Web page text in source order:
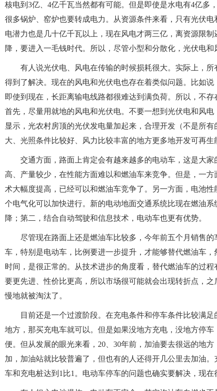
核电到3亿、4亿千瓦当然都有可能。但是即使是水电有4亿多
很多锅炉、窑炉也要转成电力。从资源条件来看，只有光伏
电潜力也是几十亿千瓦以上，现在风电才两三亿，离资源限
降，要进入一毛钱时代。所以，尽管小型和分散化，光伏电
有人说光伏电、风电在传输的时候损耗很大。实际上，
得到了解决。现在的风电和光伏电也存在着类似问题。比如
即使到现在，长距离输电线路都很难达到满负荷。所以，不
首先，尽量用就地的风电和光伏电。不要一想到光伏电和风
显示，光农村房顶的光伏发电量加起来，合理开发（不是所
大、光照条件比较好、风力比较丰富的地方更多地开发可再
交通方面，路面上肯定会有越来越多的电动车，这是大
高、产量较少，在性能方面难以和燃油车来竞争。但是，一
术大幅度提高，已经可以和燃油车竞争了。另一方面，电池
个电气化可以加快进行。新的电动地面交通系统比现在燃油
降；第二，结合自动驾驶和信息技术，电动车也更有优势。
尽管现在路面上还是燃油车比较多，今年前五个月销售
车，特别是电动车，比例要进一步提升，才能够替代燃油车
时间，是很正常的。从技术进步的角度看，替代燃油车的过
要更先进、性价比更高，所以市场很可能就会出现转折点，
慢地就被淘汰了。
目前还是一个过渡阶段。在充电条件和停车条件比较满
地方，那买充电车就可以。但是如果没地方充电，没地方停
便。但从发展的眼光来看，20、30年前，加油要去很远的地
加，加油站就比较普遍了，但也有的人还得开几公里去加油
车和充电桩达到1比1。电动车停车的问题也确实要解决，现